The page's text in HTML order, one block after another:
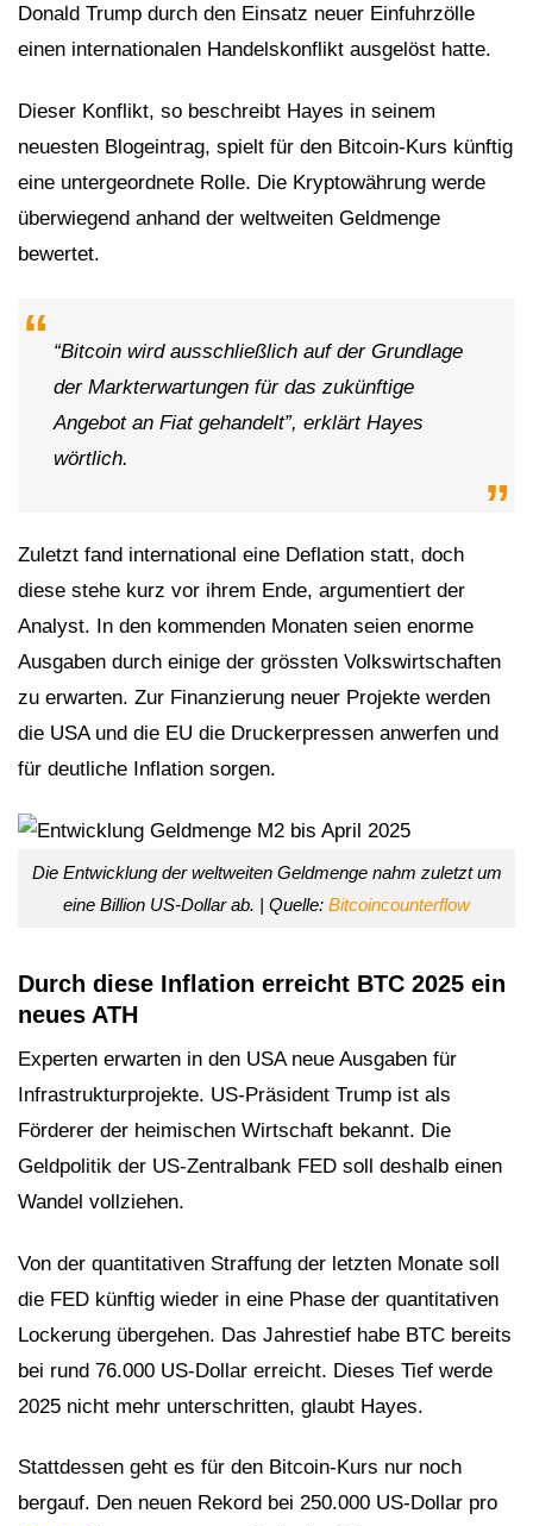
Donald Trump durch den Einsatz neuer Einfuhrzölle
einen internationalen Handelskonflikt ausgelöst hatte.
Dieser Konflikt, so beschreibt Hayes in seinem
neuesten Blogeintrag, spielt für den Bitcoin-Kurs künftig
eine untergeordnete Rolle. Die Kryptowährung werde
überwiegend anhand der weltweiten Geldmenge
bewertet.
“Bitcoin wird ausschließlich auf der Grundlage
der Markterwartungen für das zukünftige
Angebot an Fiat gehandelt”, erklärt Hayes
wörtlich.
Zuletzt fand international eine Deflation statt, doch
diese stehe kurz vor ihrem Ende, argumentiert der
Analyst. In den kommenden Monaten seien enorme
Ausgaben durch einige der grössten Volkswirtschaften
zu erwarten. Zur Finanzierung neuer Projekte werden
die USA und die EU die Druckerpressen anwerfen und
für deutliche Inflation sorgen.
Die Entwicklung der weltweiten Geldmenge nahm zuletzt um
eine Billion US-Dollar ab. | Quelle: Bitcoincounterflow
Durch diese Inflation erreicht BTC 2025 ein
neues ATH
Experten erwarten in den USA neue Ausgaben für
Infrastrukturprojekte. US-Präsident Trump ist als
Förderer der heimischen Wirtschaft bekannt. Die
Geldpolitik der US-Zentralbank FED soll deshalb einen
Wandel vollziehen.
Von der quantitativen Straffung der letzten Monate soll
die FED künftig wieder in eine Phase der quantitativen
Lockerung übergehen. Das Jahrestief habe BTC bereits
bei rund 76.000 US-Dollar erreicht. Dieses Tief werde
2025 nicht mehr unterschritten, glaubt Hayes.
Stattdessen geht es für den Bitcoin-Kurs nur noch
bergauf. Den neuen Rekord bei 250.000 US-Dollar pro